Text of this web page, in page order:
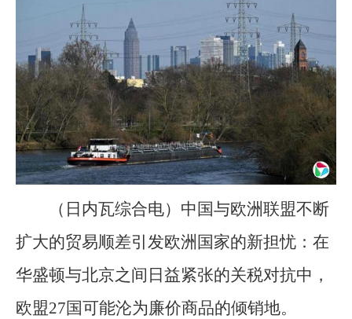
（日内瓦综合电）中国与欧洲联盟不断
扩大的贸易顺差引发欧洲国家的新担忧：在
华盛顿与北京之间日益紧张的关税对抗中，
欧盟27国可能沦为廉价商品的倾销地。